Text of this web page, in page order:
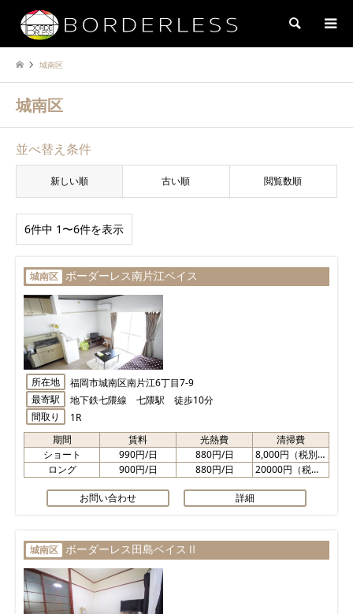
検索
城南区
城南区
並べ替え条件
新しい順 古い順 閲覧数順
6件中 1〜6件を表示
城南区 ボーダーレス南片江ベイス
所在地
福岡市城南区南片江6丁目7-9
最寄駅
地下鉄七隈線 七隈駅 徒歩10分
間取り
1R
期間
賃料 光熱費
清掃費
ショート
990円/日 880円/日
8,000円（税別）
ロング
900円/日 880円/日 20000円（税別）
お問い合わせ 詳細
城南区 ボーダーレス田島ベイスⅡ